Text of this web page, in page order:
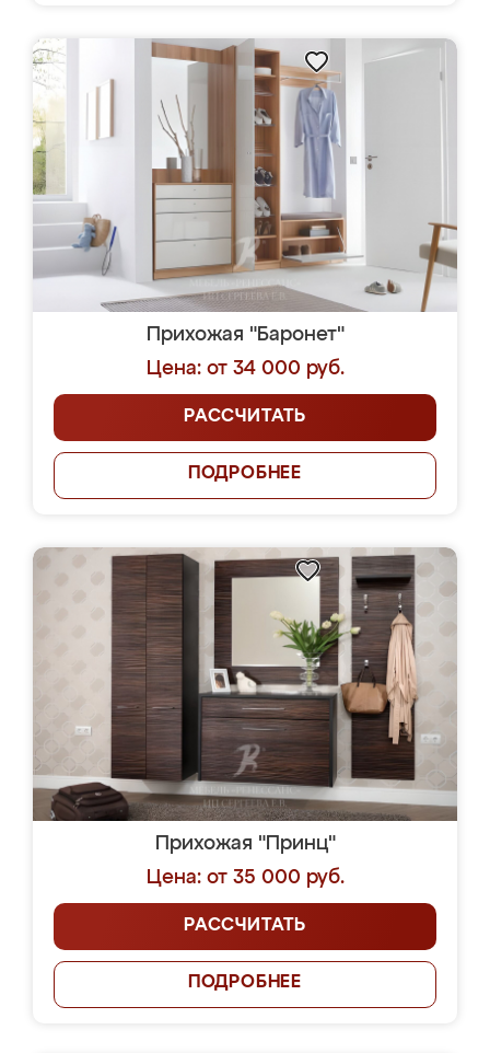
Прихожая "Баронет"
Цена: от 34 000 руб.
РАССЧИТАТЬ
ПОДРОБНЕЕ
Прихожая "Принц"
Цена: от 35 000 руб.
РАССЧИТАТЬ
ПОДРОБНЕЕ